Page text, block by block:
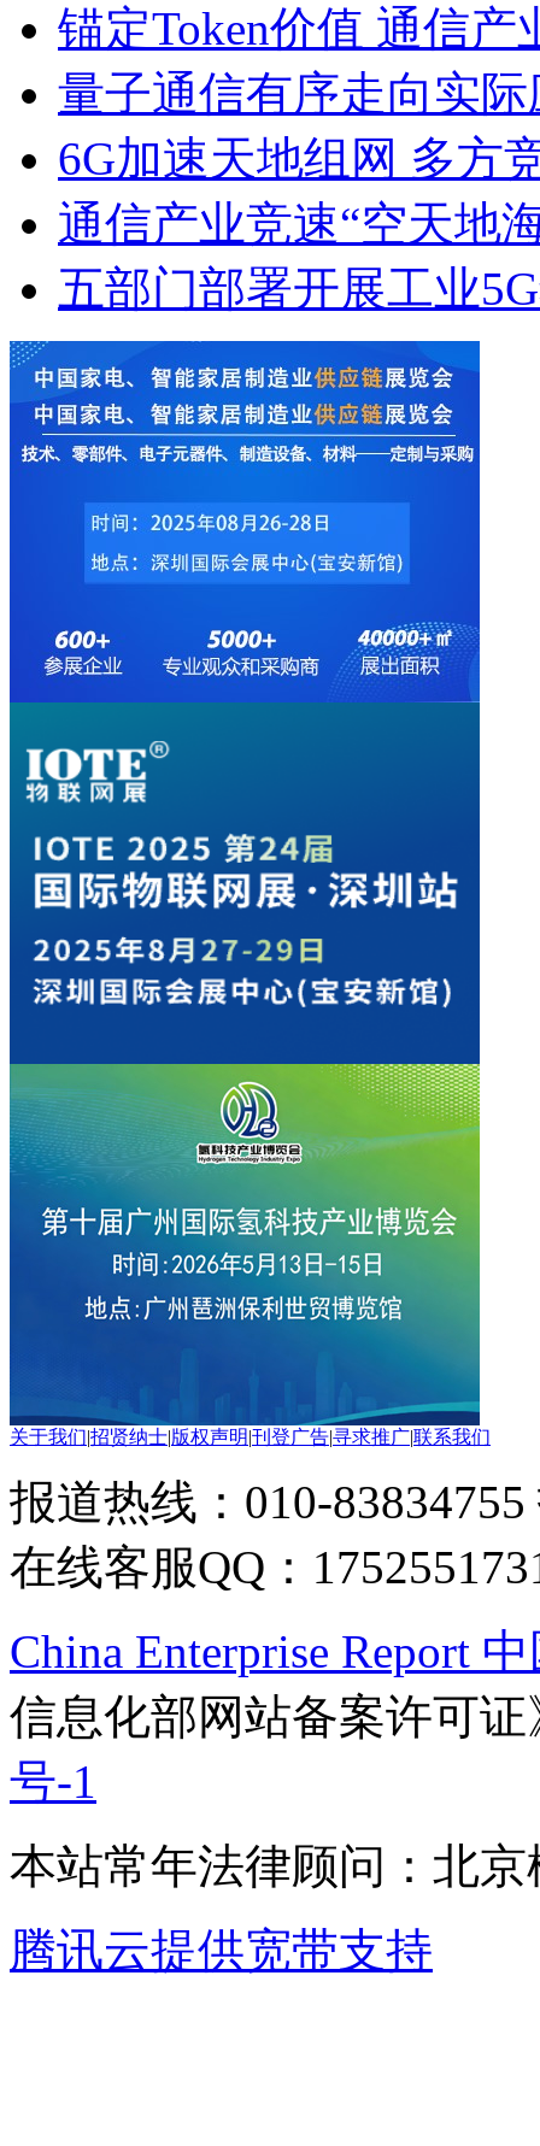
锚定Token价值 通信
量子通信有序走向实际
6G加速天地组网 多方
通信产业竞速“空天地
五部门部署开展工业
关于我们|招贤纳士|版权声明|刊登广告|寻求推广|联系我们
报道热线：010-83834755
在线客服QQ：
China Enterprise Report
信息化部网站备案许可
号-1
本站常年法律顾问：北
腾讯云提供宽带支持